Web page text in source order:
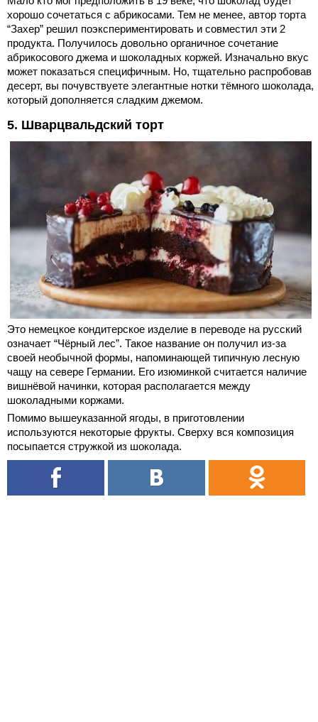
хорошо сочетаться с абрикосами. Тем не менее, автор торта
“Захер” решил поэкспериментировать и совместил эти 2
продукта. Получилось довольно органичное сочетание
абрикосового джема и шоколадных коржей. Изначально вкус
может показаться специфичным. Но, тщательно распробовав
десерт, вы почувствуете элегантные нотки тёмного шоколада,
который дополняется сладким джемом.
5. Шварцвальдский торт
Это немецкое кондитерское изделие в переводе на русский
означает “Чёрный лес”. Такое название он получил из-за
своей необычной формы, напоминающей типичную лесную
чащу на севере Германии. Его изюминкой считается наличие
вишнёвой начинки, которая располагается между
шоколадными коржами.
Помимо вышеуказанной ягоды, в приготовлении
используются некоторые фрукты. Сверху вся композиция
посыпается стружкой из шоколада.